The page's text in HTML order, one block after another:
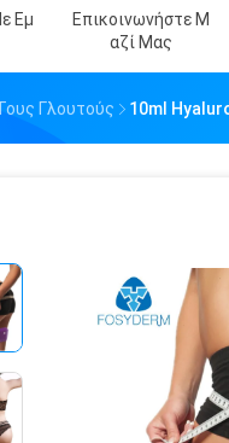
Εμ
Επικοινωνήστε Μ
Αζί Μας
Γλουτούς 10ml